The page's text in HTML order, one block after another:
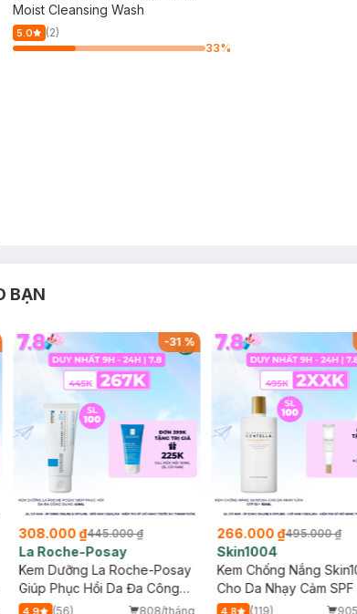
Moist Cleansing Wash
5.0
(2)
33%
BẠN
-31 %
308.000 ₫445.000 ₫
La Roche-Posay
Kem Dưỡng La Roche-Posay
Giúp Phục Hồi Da Đa Công
Dụng 40ml
4.9 (56)
808/tháng
266.000 ₫495.000 ₫
Skin1004
Kem Chống Nắng
Cho Da Nhạy Cảm
50ml
4.8 (119)